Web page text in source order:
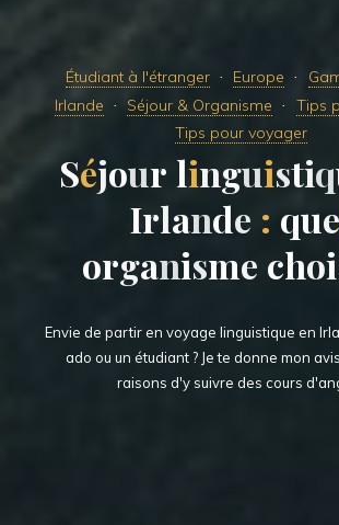
Étudiant à l'étranger Europe
Irlande
Séjour & Organisme
Tips
Tips pour voyager
Séjour linguistiq
Irlande : que
organisme choi
Envie de partir en voyage linguistique en
ado ou un étudiant ? Je te donne mon
raisons d'y suivre des cours